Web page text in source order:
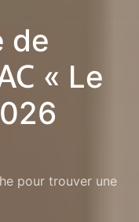
de
« Le
pour trouver une